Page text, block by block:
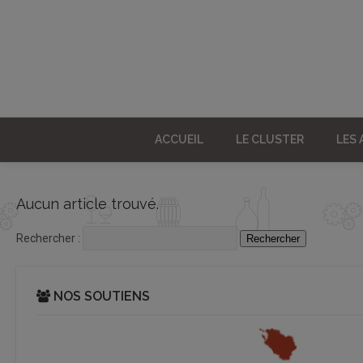
ACCUEIL LE CLUSTER LES
Aucun article trouvé.
Rechercher :
NOS SOUTIENS